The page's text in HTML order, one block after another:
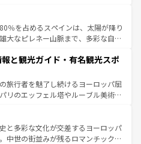
しい田園風景やアマルフィ海岸の絶
逃せない。観光の合間には、本場の
品のイタリア料理を堪能することも
で、忘れられない旅をしてみよう！
情報は
％を占めるスペインは、太陽が降り
大なピレネー山脈まで、多彩な自然
は、情熱的なフラメンコ、熱気あふ
しいタパスが生活の一部となってい
洗練された雰囲気や、バルセロナの
ら、地方では古代ローマ遺跡や中世
土や気候が異なるスペインはその個
性で訪れる人を魅了する。 なお、新着のスペイン情報は コ
てほしい。
と観光ガイド・有名観光スポ
旅行者を魅了し続けるヨーロッパ屈
リのエッフェル塔やルーブル美術館
っている。華麗な宮殿、歴史的な大
そして豊かな自然が、訪れる者を心
フランスは美食の国としても知ら
と多彩な文化が交差するヨーロッパ
中世の街並みが残るロマンチック街